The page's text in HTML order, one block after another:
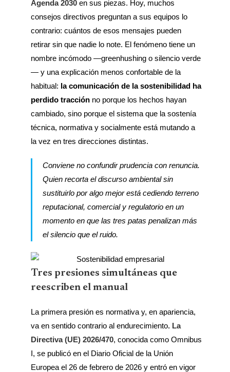
Agenda 2030 en sus piezas. Hoy, muchos
consejos directivos preguntan a sus equipos lo
contrario: cuántos de esos mensajes pueden
retirar sin que nadie lo note. El fenómeno tiene un
nombre incómodo —greenhushing o silencio verde
— y una explicación menos confortable de la
habitual: la comunicación de la sostenibilidad ha
perdido tracciónno porque los hechos hayan
cambiado, sino porque el sistema que la sostenía
técnica, normativa y socialmente está mutando a
la vez en tres direcciones distintas.
Conviene no confundir prudencia con renuncia.
Quien recorta el discurso ambiental sin
sustituirlo por algo mejor está cediendo terreno
reputacional, comercial y regulatorio en un
momento en que las tres patas penalizan más
el silencio que el ruido.
Tres presiones simultáneas que
reescriben el manual
La primera presión es normativa y, en apariencia,
va en sentido contrario al endurecimiento. La
Directiva (UE) 2026/470, conocida como Omnibus
I, se publicó en el Diario Oficial de la Unión
Europea el 26 de febrero de 2026 y entró en vigor